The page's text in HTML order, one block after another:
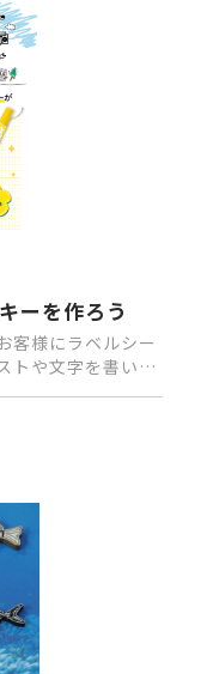
ーを作ろう
客様にラベルシー
トや文字を書いて